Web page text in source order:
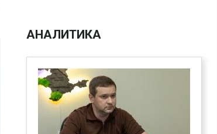
АНАЛИТИКА